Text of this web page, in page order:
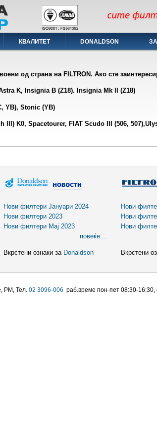
КВАЛИТЕТ DONALDSON
од страна на F ILTRON. Ако сте
K, Insignia B (Z18). Insignia Mk II (Z18)
YB), Stonic (YB)
III) K0, Spacetourer, FIAT Scudo III (506,
Нови филтери Јануари 2024
Нови филтери 2023
Нови филтери Мај 2023
повеќе...
Вкрстени ознаки за Donaldson
Нови
Нови
Нови
Вкрстени
РМ, Тел. 02 3096-006 раб.време пон-пет 08:30-